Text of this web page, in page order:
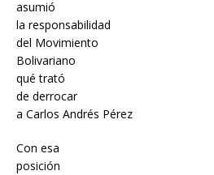
asumió
la responsabilidad
del Movimiento
Bolivariano
qué trató
de derrocar
a Carlos Andrés Pérez
Con esa
posición